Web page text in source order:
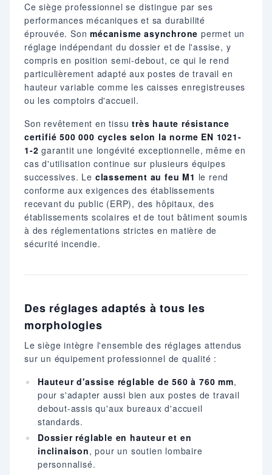
Ce siège professionnel se distingue par ses
performances mécaniques et sa durabilité
éprouvée. Sonmécanisme asynchrone permet un
réglage indépendant du dossier et de l'assise, y
compris en position semi-debout, ce qui le rend
particulièrement adapté aux postes de travail en
hauteur variable comme les caisses enregistreuses
ou les comptoirs d'accueil.
Son revêtement en tissutrès haute résistance
certifié 500 000 cycles selon la norme EN 1021-
1-2 garantit une longévité exceptionnelle, même en
cas d'utilisation continue sur plusieurs équipes
successives. Le classement au feu M1 le rend
conforme aux exigences des établissements
recevant du public (ERP), des hôpitaux, des
établissements scolaires et de tout bâtiment soumis
à des réglementations strictes en matière de
sécurité incendie.
Des réglages adaptés à tous les
morphologies
Le siège intègre l'ensemble des réglages attendus
sur un équipement professionnel de qualité :
Hauteur d'assise réglable de 560 à 760 mm,
pour s'adapter aussi bien aux postes de travail
debout-assis qu'aux bureaux d'accueil
standards.
Dossier réglable en hauteur et en
inclinaison, pour un soutien lombaire
personnalisé.